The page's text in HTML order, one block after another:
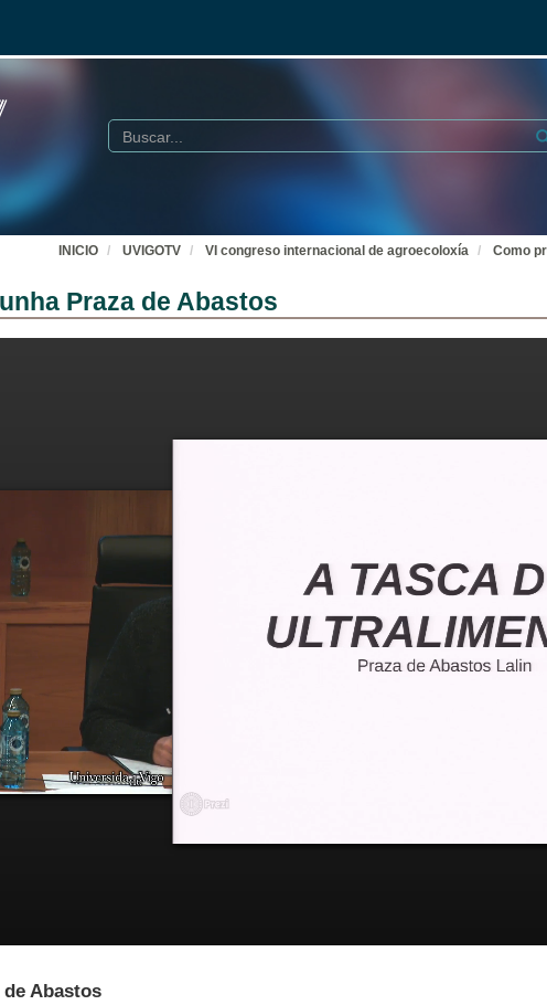
Buscar
INICIO UVIGOTV VI congreso internacional de agroecoloxía Como
Praza de Abastos
Abastos